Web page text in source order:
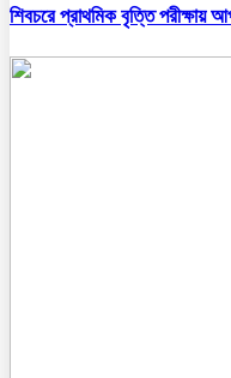
শিবচরে প্রাথমিক বৃত্তি